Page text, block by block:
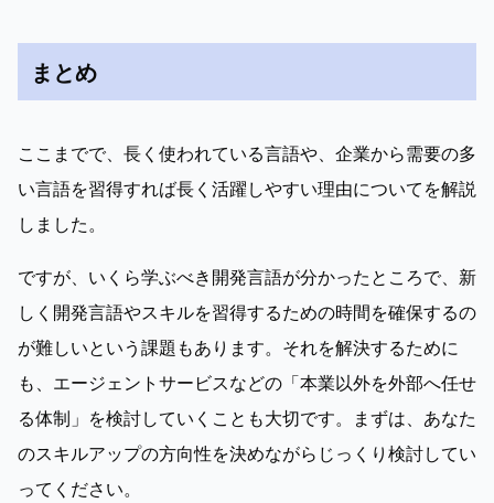
まとめ
ここまでで、長く使われている言語や、企業から需要の多
い言語を習得すれば長く活躍しやすい理由についてを解説
しました。
ですが、いくら学ぶべき開発言語が分かったところで、新
しく開発言語やスキルを習得するための時間を確保するの
が難しいという課題もあります。それを解決するために
も、エージェントサービスなどの「本業以外を外部へ任せ
る体制」を検討していくことも大切です。まずは、あなた
のスキルアップの方向性を決めながらじっくり検討してい
ってください。